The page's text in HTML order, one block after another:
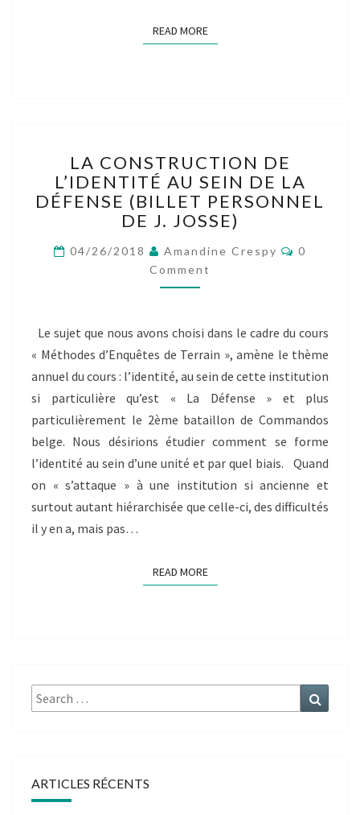
READ MOREREAD MORE
CONSTRUCTION
DE
L’IDENTITÉ
AU
DE
LA
DÉFENSE
DE
J.
JOSSE)
LA CONSTRUCTION DE
L’IDENTITÉ AU SEIN DE LA
DÉFENSE (BILLET PERSONNEL
DE J. JOSSE)
04/26/2018 Amandine Crespy
0
Comment
Le sujet que nous avons choisi dans le cadre du cours
« Méthodes d’Enquêtes de Terrain », amène le thème
annuel du cours : l’identité, au sein de cette institution
si particulière qu’est « La Défense » et plus
particulièrement le 2ème bataillon de Commandos
belge. Nous désirions étudier comment se forme
l’identité au sein d’une unité et par quel biais. Quand
on « s’attaque » à une institution si ancienne et
surtout autant hiérarchisée que celle-ci, des difficultés
il y en a, mais pas…
READ MOREREAD MORE
Search
for:
ARTICLES RÉCENTS